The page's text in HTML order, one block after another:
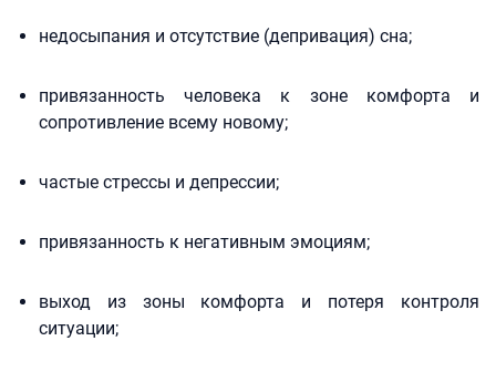
недосыпания и отсутствие (депривация) сна;
привязанность человека к зоне комфорта и
сопротивление всему новому;
частые стрессы и депрессии;
привязанность к негативным эмоциям;
выход из зоны комфорта и потеря контроля
ситуации;